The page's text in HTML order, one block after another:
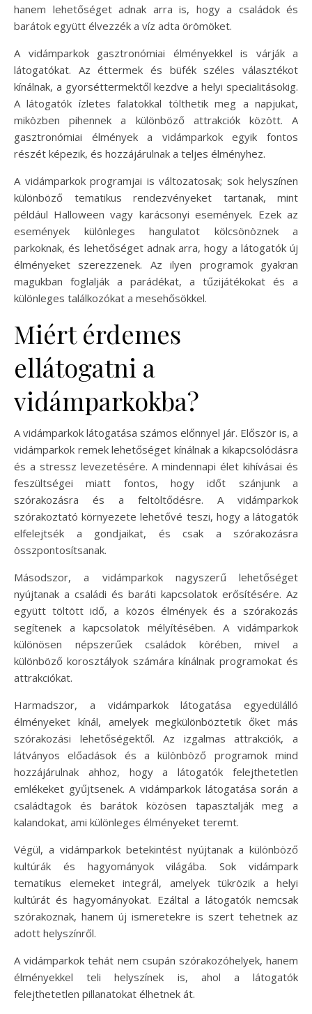
hanem lehetőséget adnak arra is, hogy a családok és
barátok együtt élvezzék a víz adta örömöket.
A vidámparkok gasztronómiai élményekkel is várják a
látogatókat. Az éttermek és büfék széles választékot
kínálnak, a gyorséttermektől kezdve a helyi specialitásokig.
A látogatók ízletes falatokkal tölthetik meg a napjukat,
miközben pihennek a különböző attrakciók között. A
gasztronómiai élmények a vidámparkok egyik fontos
részét képezik, és hozzájárulnak a teljes élményhez.
A vidámparkok programjai is változatosak; sok helyszínen
különböző tematikus rendezvényeket tartanak, mint
például Halloween vagy karácsonyi események. Ezek az
események különleges hangulatot kölcsönöznek a
parkoknak, és lehetőséget adnak arra, hogy a látogatók új
élményeket szerezzenek. Az ilyen programok gyakran
magukban foglalják a parádékat, a tűzijátékokat és a
különleges találkozókat a mesehősökkel.
Miért érdemes
ellátogatni a
vidámparkokba?
A vidámparkok látogatása számos előnnyel jár. Először is, a
vidámparkok remek lehetőséget kínálnak a kikapcsolódásra
és a stressz levezetésére. A mindennapi élet kihívásai és
feszültségei miatt fontos, hogy időt szánjunk a
szórakozásra és a feltöltődésre. A vidámparkok
szórakoztató környezete lehetővé teszi, hogy a látogatók
elfelejtsék a gondjaikat, és csak a szórakozásra
összpontosítsanak.
Másodszor, a vidámparkok nagyszerű lehetőséget
nyújtanak a családi és baráti kapcsolatok erősítésére. Az
együtt töltött idő, a közös élmények és a szórakozás
segítenek a kapcsolatok mélyítésében. A vidámparkok
különösen népszerűek családok körében, mivel a
különböző korosztályok számára kínálnak programokat és
attrakciókat.
Harmadszor, a vidámparkok látogatása egyedülálló
élményeket kínál, amelyek megkülönböztetik őket más
szórakozási lehetőségektől. Az izgalmas attrakciók, a
látványos előadások és a különböző programok mind
hozzájárulnak ahhoz, hogy a látogatók felejthetetlen
emlékeket gyűjtsenek. A vidámparkok látogatása során a
családtagok és barátok közösen tapasztalják meg a
kalandokat, ami különleges élményeket teremt.
Végül, a vidámparkok betekintést nyújtanak a különböző
kultúrák és hagyományok világába. Sok vidámpark
tematikus elemeket integrál, amelyek tükrözik a helyi
kultúrát és hagyományokat. Ezáltal a látogatók nemcsak
szórakoznak, hanem új ismeretekre is szert tehetnek az
adott helyszínről.
A vidámparkok tehát nem csupán szórakozóhelyek, hanem
élményekkel teli helyszínek is, ahol a látogatók
felejthetetlen pillanatokat élhetnek át.